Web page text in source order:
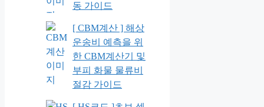
동 가이드
[ CBM계산 ] 해상
운송비 예측을 위
한 CBM계산기 및
부피 화물 물류비
절감 가이드